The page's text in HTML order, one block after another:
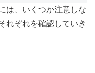
は、いくつか注意しな
れぞれを確認していき